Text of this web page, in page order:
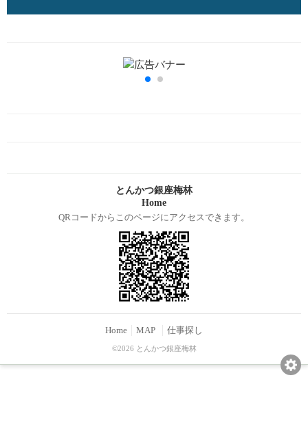
とんかつ銀座梅林
Home
QRコードからこのページにアクセスできます。
Home MAP 仕事探し
©2026 とんかつ銀座梅林